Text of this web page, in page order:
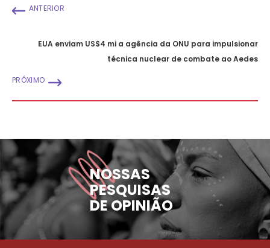
ANTERIOR
EUA enviam US$4 mi a agência da ONU para impulsionar
técnica nuclear de combate ao Aedes
PRÓXIMO
NOSSAS
PESQUISAS
DE OPINIÃO